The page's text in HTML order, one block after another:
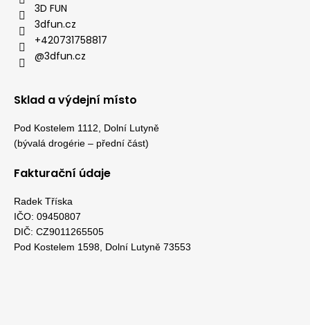
3D FUN
3dfun.cz
+420731758817
@3dfun.cz
Sklad a výdejní místo
Pod Kostelem 1112, Dolní Lutyně
(bývalá drogérie – přední část)
Fakturační údaje
Radek Tříska
IČO: 09450807
DIČ: CZ9011265505
Pod Kostelem 1598, Dolní Lutyně 73553